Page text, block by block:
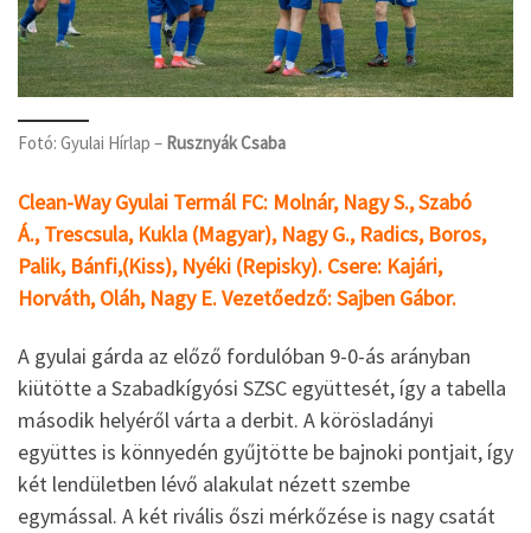
Fotó: Gyulai Hírlap – Rusznyák Csaba
Clean-Way Gyulai Termál FC: Molnár, Nagy S., Szabó
Á., Trescsula, Kukla (Magyar), Nagy G., Radics, Boros,
Palik, Bánfi,(Kiss), Nyéki (Repisky). Csere: Kajári,
Horváth, Oláh, Nagy E. Vezetőedző: Sajben Gábor.
A gyulai gárda az előző fordulóban 9-0-ás arányban
kiütötte a Szabadkígyósi SZSC együttesét, így a tabella
második helyéről várta a derbit. A körösladányi
együttes is könnyedén gyűjtötte be bajnoki pontjait, így
két lendületben lévő alakulat nézett szembe
egymással. A két rivális őszi mérkőzése is nagy csatát